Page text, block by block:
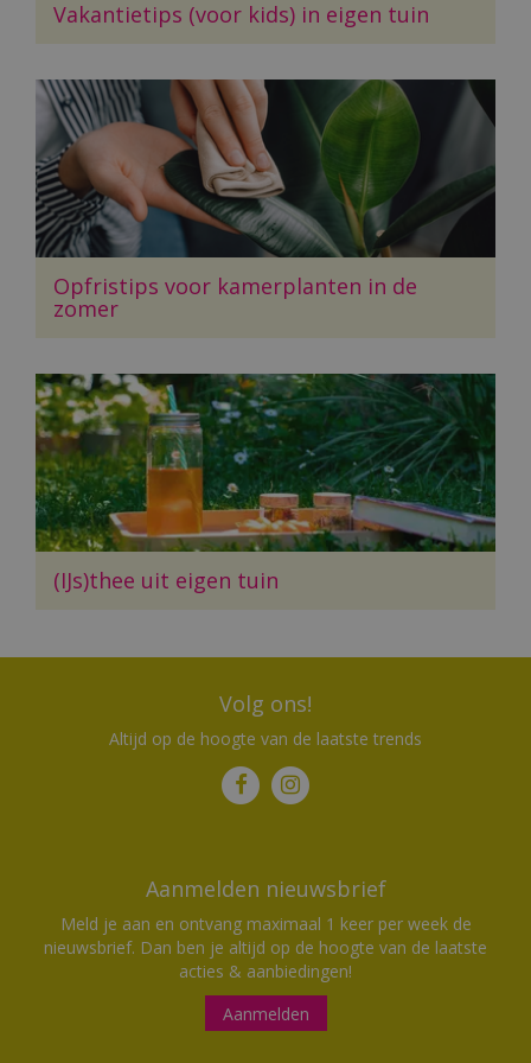
Vakantietips (voor kids) in eigen tuin
Opfristips voor kamerplanten in de
zomer
(IJs)thee uit eigen tuin
Volg ons!
Altijd op de hoogte van de laatste trends
Aanmelden nieuwsbrief
Meld je aan en ontvang maximaal 1 keer per week de
nieuwsbrief. Dan ben je altijd op de hoogte van de laatste
acties & aanbiedingen!
Aanmelden